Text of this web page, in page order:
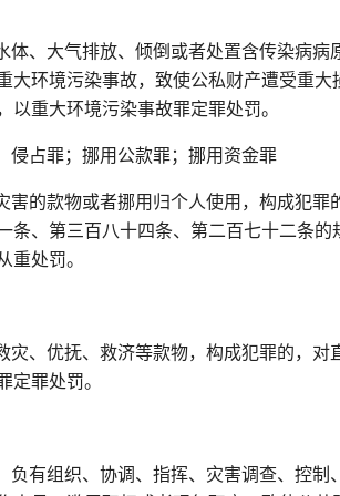
、大气排放、倾倒或者处置含传染病病
环境污染事故，致使公私财产遭受重大
重大环境污染事故罪定罪处罚。
侵占罪；挪用公款罪；挪用资金罪
的款物或者挪用归个人使用，构成犯罪
、第三百八十四条、第二百七十二条的
处罚。
、优抚、救济等款物，构成犯罪的，对
罪处罚。
有组织、协调、指挥、灾害调查、控制